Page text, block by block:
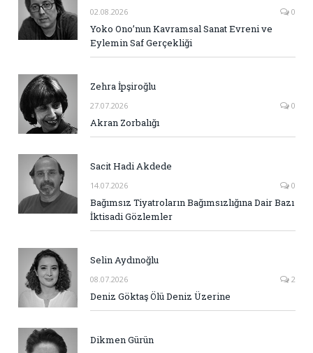
02.08.2026 0
Yoko Ono’nun Kavramsal Sanat Evreni ve
Eylemin Saf Gerçekliği
Zehra İpşiroğlu
27.07.2026 0
Akran Zorbalığı
Sacit Hadi Akdede
14.07.2026 0
Bağımsız Tiyatroların Bağımsızlığına Dair Bazı
İktisadi Gözlemler
Selin Aydınoğlu
08.07.2026 2
Deniz Göktaş Ölü Deniz Üzerine
Dikmen Gürün